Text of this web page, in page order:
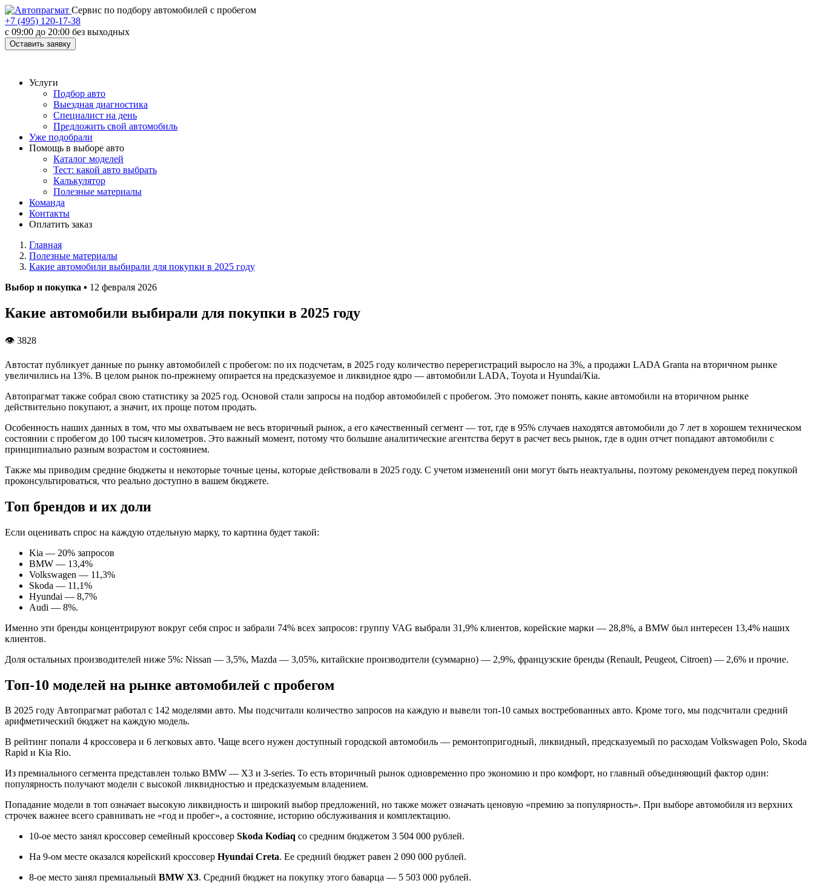
Cервис по подбору автомобилей с пробегом
+7 (495) 120-17-38
с 09:00 до 20:00 без выходных
Оставить заявку
Услуги
Подбор авто
Выездная диагностика
Специалист на день
Предложить свой автомобиль
Уже подобрали
Помощь в выборе авто
Каталог моделей
Тест: какой авто выбрать
Калькулятор
Полезные материалы
Команда
Контакты
Оплатить заказ
Главная
Полезные материалы
Какие автомобили выбирали для покупки в 2025 году
Выбор и покупка ▪ 12 февраля 2026
Какие автомобили выбирали для покупки в 2025 году
👁 3828
Автостат публикует данные по рынку автомобилей с пробегом: по их подсчетам, в 2025 году количество перерегистраций выросло на 3%, а продажи LADA Granta на вторичном рынке
увеличились на 13%. В целом рынок по-прежнему опирается на предсказуемое и ликвидное ядро — автомобили LADA, Toyota и Hyundai/Kia.
Автопрагмат также собрал свою статистику за 2025 год. Основой стали запросы на подбор автомобилей с пробегом. Это поможет понять, какие автомобили на вторичном рынке
действительно покупают, а значит, их проще потом продать.
Особенность наших данных в том, что мы охватываем не весь вторичный рынок, а его качественный сегмент — тот, где в 95% случаев находятся автомобили до 7 лет в хорошем техническом
состоянии с пробегом до 100 тысяч километров. Это важный момент, потому что большие аналитические агентства берут в расчет весь рынок, где в один отчет попадают автомобили с
принципиально разным возрастом и состоянием.
Также мы приводим средние бюджеты и некоторые точные цены, которые действовали в 2025 году. С учетом изменений они могут быть неактуальны, поэтому рекомендуем перед покупкой
проконсультироваться, что реально доступно в вашем бюджете.
Топ брендов и их доли
Если оценивать спрос на каждую отдельную марку, то картина будет такой:
Kia — 20% запросов
BMW — 13,4%
Volkswagen — 11,3%
Skoda — 11,1%
Hyundai — 8,7%
Audi — 8%.
Именно эти бренды концентрируют вокруг себя спрос и забрали 74% всех запросов: группу VAG выбрали 31,9% клиентов, корейские марки — 28,8%, а BMW был интересен 13,4% наших
клиентов.
Доля остальных производителей ниже 5%: Nissan — 3,5%, Mazda — 3,05%, китайские производители (суммарно) — 2,9%, французские бренды (Renault, Peugeot, Citroen) — 2,6% и прочие.
Топ-10 моделей на рынке автомобилей с пробегом
В 2025 году Автопрагмат работал с 142 моделями авто. Мы подсчитали количество запросов на каждую и вывели топ-10 самых востребованных авто. Кроме того, мы подсчитали средний
арифметический бюджет на каждую модель.
В рейтинг попали 4 кроссовера и 6 легковых авто. Чаще всего нужен доступный городской автомобиль — ремонтопригодный, ликвидный, предсказуемый по расходам Volkswagen Polo, Skoda
Rapid и Kia Rio.
Из премиального сегмента представлен только BMW — X3 и 3-series. То есть вторичный рынок одновременно про экономию и про комфорт, но главный объединяющий фактор один:
популярность получают модели с высокой ликвидностью и предсказуемым владением.
Попадание модели в топ означает высокую ликвидность и широкий выбор предложений, но также может означать ценовую «премию за популярность». При выборе автомобиля из верхних
строчек важнее всего сравнивать не «год и пробег», а состояние, историю обслуживания и комплектацию.
10-ое место занял кроссовер семейный кроссовер Skoda Kodiaq со средним бюджетом 3 504 000 рублей.
На 9-ом месте оказался корейский кроссовер Hyundai Creta. Ее средний бюджет равен 2 090 000 рублей.
8-ое место занял премиальный BMW X3. Средний бюджет на покупку этого баварца — 5 503 000 рублей.